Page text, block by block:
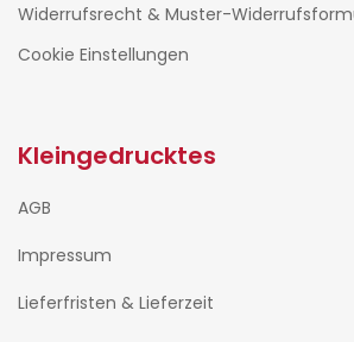
Widerrufsrecht & Muster-
Cookie Einstellungen
Kleingedrucktes
AGB
Impressum
Lieferfristen & Lieferzeit